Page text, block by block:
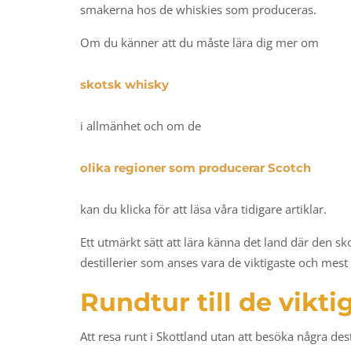
smakerna hos de whiskies som produceras.
Om du känner att du måste lära dig mer om
skotsk whisky
i allmänhet och om de
olika regioner som producerar Scotch
kan du klicka för att läsa våra tidigare artiklar.
Ett utmärkt sätt att lära känna det land där den
destillerier som anses vara de viktigaste och mest
Rundtur till de
Att resa runt i Skottland utan att besöka några